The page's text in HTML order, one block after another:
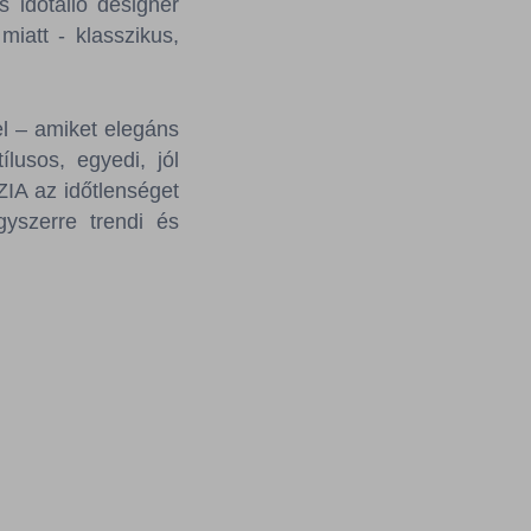
időtálló designer
- klasszikus,
– amiket elegáns
egyedi, jól
az időtlenséget
trendi és